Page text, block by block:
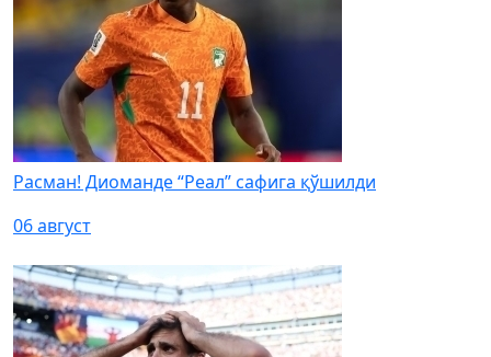
Расман! Диоманде “Реал” сафига қўшилди
06 август